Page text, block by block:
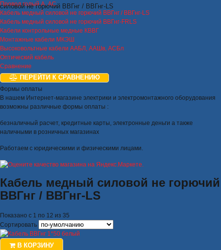
силовой не горючий ВВГнг / ВВГнг-LS
Провод голый А, АС
Кабель медный силовой не горючий ВВГнг / ВВГнг-LS
Кабель медный силовой не горючий ВВГнг-FRLS
Кабели контрольные медные КВВГ
Монтажные кабели МКЭШ
Высоковольтные кабели ААБЛ, ААШв, АСБл
Оптический кабель
Сравнение
ПЕРЕЙТИ К СРАВНЕНИЮ
Формы оплаты
В нашем Интернет-магазине электрики и электромонтажного оборудования
возможны различные формы оплаты :
безналичный расчет, кредитные карты, электронные деньги а также
наличными в розничных магазинах
Работаем с юридическими и физическими лицами.
Кабель медный силовой не горючий
ВВГнг / ВВГнг-LS
Показано с 1 по 12 из 35
Сортировать
В КОРЗИНУ